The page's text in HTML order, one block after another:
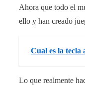
Ahora que todo el
ello y han creado
Cual es la tecla
Lo que realmente